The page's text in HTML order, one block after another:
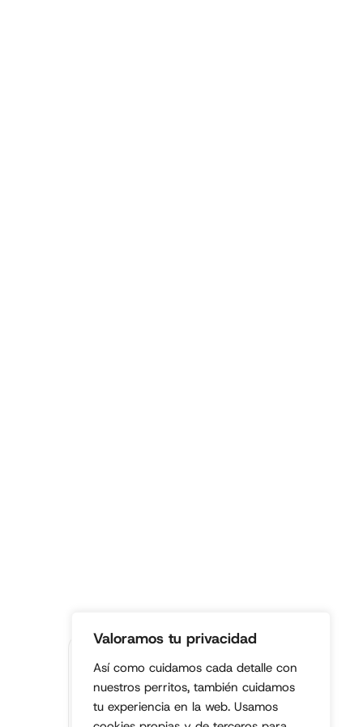
Valoramos tu privacidad
Así como cuidamos cada detalle con
nuestros perritos, también cuidamos
tu experiencia en la web. Usamos
Fundación
legalmente
constituida.